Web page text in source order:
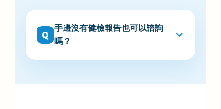
Q
手邊沒有健檢報告也可以諮詢
嗎？